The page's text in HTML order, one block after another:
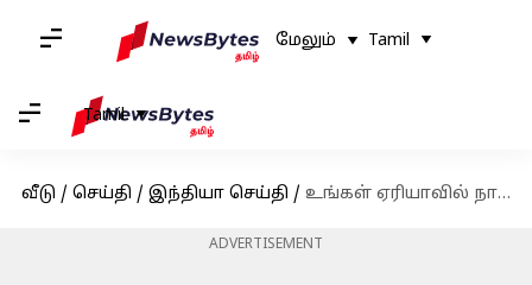
மேலும் Tamil
Tamil
வீடு / செய்தி / இந்தியா செய்தி / உங்கள் ஏரியாவில் நாளை (டிசம்பர் 6 ) மின்தடை இருக்கிறதா என தெரிந்துகொள்ளுங்கள்
ADVERTISEMENT